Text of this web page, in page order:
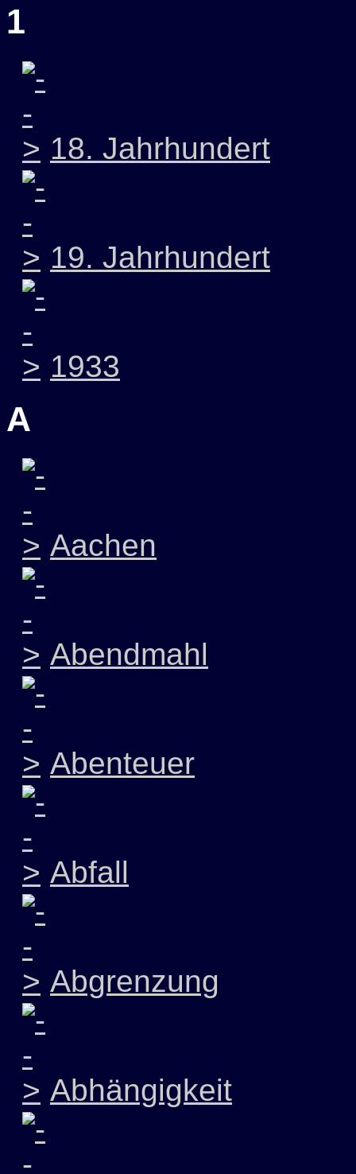
1
18. Jahrhundert
19. Jahrhundert
1933
A
Aachen
Abendmahl
Abenteuer
Abfall
Abgrenzung
Abhängigkeit